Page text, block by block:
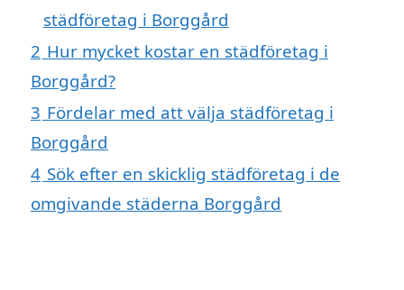
städföretag i Borggård
2 Hur mycket kostar en städföretag i
Borggård?
3 Fördelar med att välja städföretag i
Borggård
4 Sök efter en skicklig städföretag i de
omgivande städerna Borggård